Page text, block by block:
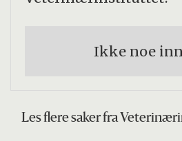
Ikke noe
Les flere saker fra